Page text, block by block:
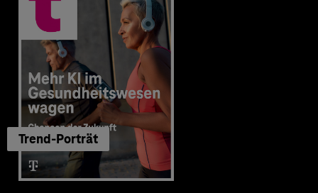
Trend-Porträt